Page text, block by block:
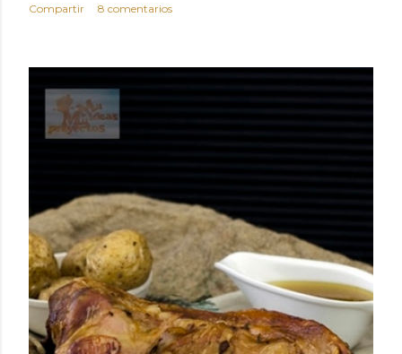
Compartir 8 comentarios